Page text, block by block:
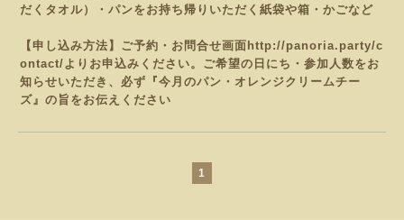
だくタオル）・パンをお持ち帰りいただく紙袋や箱・かごなど
【申し込み方法】ご予約・お問合せ画面 http://panoria.party/c
ontact/よりお申込みください。 ご希望の日にち・参加人数をお
知らせいただき、必ず『今月のパン・オレンジクリームチー
ズ』の旨をお伝えください
1